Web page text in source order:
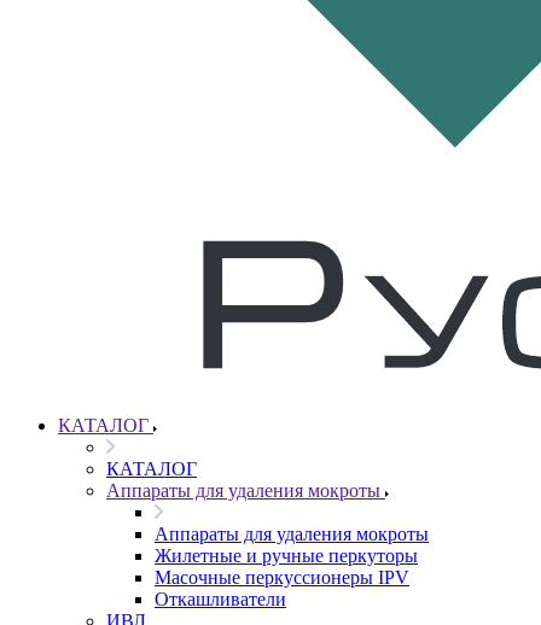
КАТАЛОГ
КАТАЛОГ
Аппараты для удаления мокроты
Аппараты для удаления мокроты
Жилетные и ручные перкуторы
Масочные перкуссионеры IPV
Откашливатели
ИВЛ